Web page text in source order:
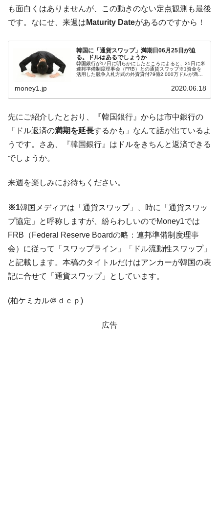
『Money1』
韓国「2026年1Q 資金循環統計」面白い結果
借入金が約8兆。信用格付け「ネガティブ」にダウン
『Money1』
韓国株式市場･暗黒の火曜日。サーキットブ
レイカーも発動！ 半導体2銘柄の暴落
Fact1
日本の誇る海洋資源調査船『白嶺』は先進技術の
塊！
Fact1
夏の甲子園、優勝校を最も多く輩出している都道
府県とは？
Fact1 今話題の「楽天ライオンズ」とは？
Fact1 奇跡の毛色「白毛馬」とは？
える賞金とは？
Fact1
発表から2日で大崩壊、鳴かず飛ばずに終わりそう
なスーパーリーグとは？
日本人マスターズ挑戦の歴史。松山以前に最高位
だった選手とは？
甲子園通算本塁打、最多の清原に次いで多く打っ
ている意外な選手とは？
Fact1 セレクトセールの高額取引馬が稼いだ金額とは？
も面白くはありませんが、この動きのない定点観測も最後
です。なにせ、来週は Maturity Dateがあるのですから！
韓国に「通貨スワップ」満期日06月25日が迫
る。ドルはあるでしょうか
韓国銀行が17日に明らかにしたところによると、25日に米
連邦準備制度理事会（FRB）との通貨スワップ※1資金を
活用した競争入札方式の外貨貸付79億2,000万ドルが満期
money1.jp 2020.06.18
先にご紹介したとおり、『韓国銀行』からは市中銀行の
「ドル返済の満期を延長するかも」なんて話が出ているよ
うです。さあ、『韓国銀行』はドルをきちんと返済できる
でしょうか。
来週を楽しみにお待ちください。
※1韓国メディアは「通貨スワップ」、時に「通貨スワッ
プ協定」と呼称しますが、紛らわしいのでMoney1では
FRB（Federal Reserve Boardの略：連邦準備制度理事
会）に従って「スワップライン」「ドル流動性スワップ」
と記載します。本稿のタイトルだけはアンカーが韓国の表
記に合せて「通貨スワップ」としています。
(柏ケミカル＠ｄｃｐ)
広告